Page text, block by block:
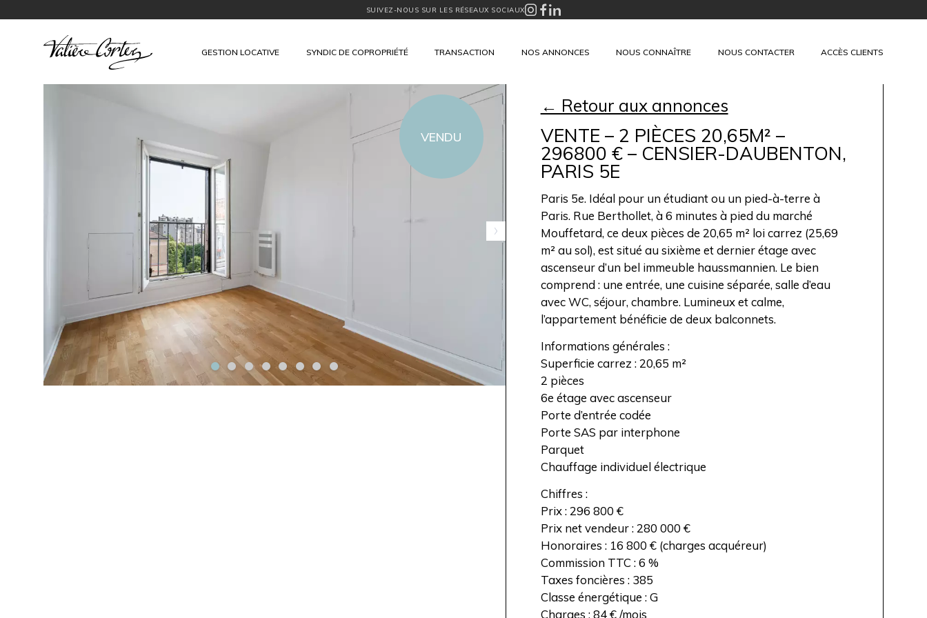
SUIVEZ-NOUS SUR LES RÉSEAUX SOCIAUX
GESTION LOCATIVE SYNDIC DE COPROPRIÉTÉ TRANSACTION NOS ANNONCES NOUS CONNAÎTRE NOUS CONTACTER ACCÈS CLIENTS
VENDU
← Retour aux annonces
VENTE – 2 PIÈCES 20,65M² –
296800 € – CENSIER-DAUBENTON,
PARIS 5E
Paris 5e. Idéal pour un étudiant ou un pied-à-terre à
Paris. Rue Berthollet, à 6 minutes à pied du marché
Mouffetard, ce deux pièces de 20,65 m² loi carrez (25,69
m² au sol), est situé au sixième et dernier étage avec
ascenseur d’un bel immeuble haussmannien. Le bien
comprend : une entrée, une cuisine séparée, salle d’eau
avec WC, séjour, chambre. Lumineux et calme,
l’appartement bénéficie de deux balconnets.
Informations générales :
Superficie carrez : 20,65 m²
2 pièces
6e étage avec ascenseur
Porte d’entrée codée
Porte SAS par interphone
Parquet
Chauffage individuel électrique
Chiffres :
Prix : 296 800 €
Prix net vendeur : 280 000 €
Honoraires : 16 800 € (charges acquéreur)
Commission TTC : 6 %
Taxes foncières : 385
Classe énergétique : G
Charges : 84 € /mois